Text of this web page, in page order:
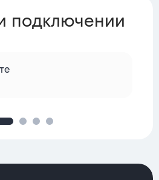
подключении